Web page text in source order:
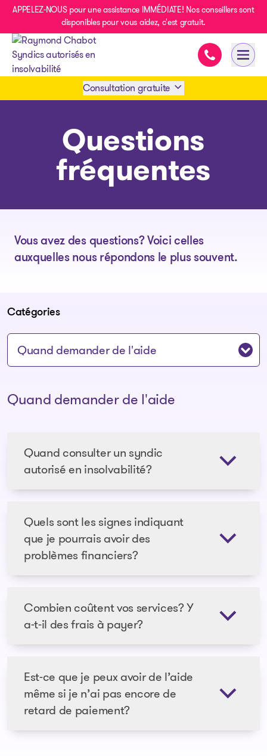
APPELEZ-NOUS pour une assistance IMMÉDIATE! Nos conseillers sont
disponibles pour vous aidez, c'est gratuit.
Assistance
Consultation gratuite
1 438-858-6033
Questions
fréquentes
Vous avez des questions? Voici celles
auxquelles nous répondons le plus souvent.
Catégories
Sauter à la section:
Quand demander de l'aide
Quand consulter un syndic
autorisé en insolvabilité?
Quels sont les signes indiquant
que je pourrais avoir des
problèmes financiers?
Combien coûtent vos services? Y
a-t-il des frais à payer?
Est-ce que je peux avoir de l’aide
même si je n’ai pas encore de
retard de paiement?